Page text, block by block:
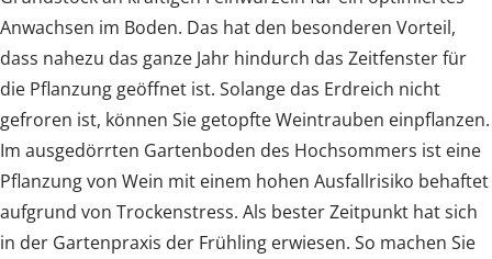
Anwachsen im Boden. Das hat den besonderen Vorteil,
dass nahezu das ganze Jahr hindurch das Zeitfenster für
die Pflanzung geöffnet ist. Solange das Erdreich nicht
gefroren ist, können Sie getopfte Weintrauben einpflanzen.
Im ausgedörrten Gartenboden des Hochsommers ist eine
Pflanzung von Wein mit einem hohen Ausfallrisiko behaftet
aufgrund von Trockenstress. Als bester Zeitpunkt hat sich
in der Gartenpraxis der Frühling erwiesen. So machen Sie